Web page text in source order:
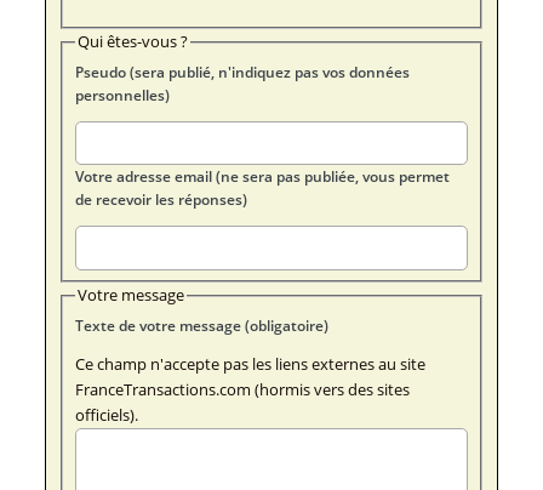
Qui êtes-vous ?
Pseudo (sera publié, n'indiquez pas vos données
personnelles)
Votre adresse email (ne sera pas publiée, vous permet
de recevoir les réponses)
Votre message
Texte de votre message (obligatoire)
Ce champ n'accepte pas les liens externes au site
FranceTransactions.com (hormis vers des sites
officiels).